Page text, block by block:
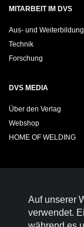
MITARBEIT IM DVS
Aus- und Weiterbildung
Technik
Forschung
DVS MEDIA
Über den Verlag
Webshop
HOME OF WELDING
Werden Sie
Auf unserer
verwendet.